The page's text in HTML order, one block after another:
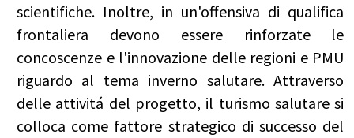
scientifiche. Inoltre, in un'offensiva di qualifica
frontaliera devono essere rinforzate le
concoscenze e l'innovazione delle regioni e PMU
riguardo al tema inverno salutare. Attraverso
delle attivitá del progetto, il turismo salutare si
colloca come fattore strategico di successo del